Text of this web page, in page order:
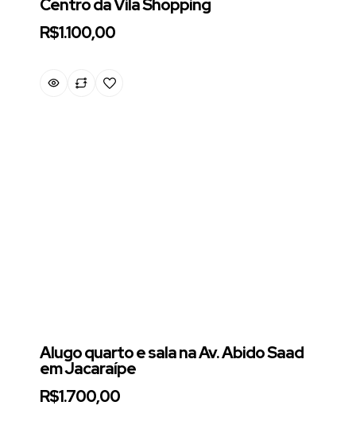
Centro da Vila Shopping
R$1.100,00
Alugo quarto e sala na Av. Abido Saad
em Jacaraípe
R$1.700,00